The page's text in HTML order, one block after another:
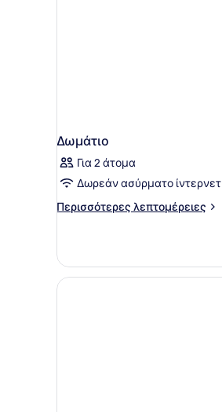
Δωμάτιο
Για 2 άτομα
Δωρεάν ασύρματο ίντερνετ
Περισσότερες λεπτομέρειες
Περισσότερες